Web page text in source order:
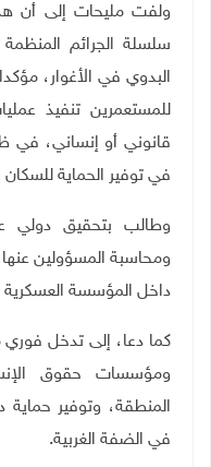
ولفت مليحات إلى أن
سلسلة الجرائم
البدوي في الأغوار،
للمستعمرين تنفيذ
قانوني أو إنساني،
في توفير الحماية للسكان
وطالب بتحقيق دولي
ومحاسبة المسؤولين
داخل المؤسسة العسكرية
كما دعا، إلى تدخل فوري
ومؤسسات حقوق
المنطقة، وتوفير حماية
في الضفة الغربية.